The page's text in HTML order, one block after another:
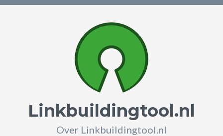
Linkbuildingtool.nl
Over Linkbuildingtool.nl